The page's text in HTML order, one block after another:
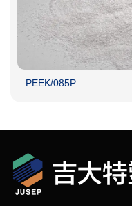
PEEK/085P